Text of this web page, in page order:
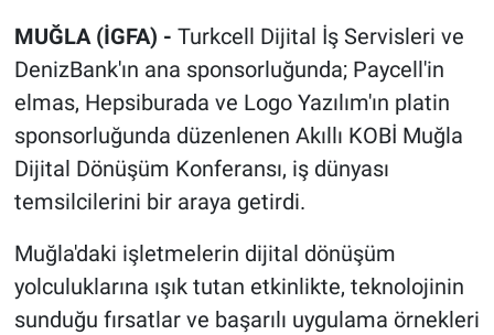
MUĞLA (İGFA) - Turkcell Dijital İş Servisleri ve
DenizBank'ın ana sponsorluğunda; Paycell'in
elmas, Hepsiburada ve Logo Yazılım'ın platin
sponsorluğunda düzenlenen Akıllı KOBİ Muğla
Dijital Dönüşüm Konferansı, iş dünyası
temsilcilerini bir araya getirdi.
Muğla'daki işletmelerin dijital dönüşüm
yolculuklarına ışık tutan etkinlikte, teknolojinin
sunduğu fırsatlar ve başarılı uygulama örnekleri